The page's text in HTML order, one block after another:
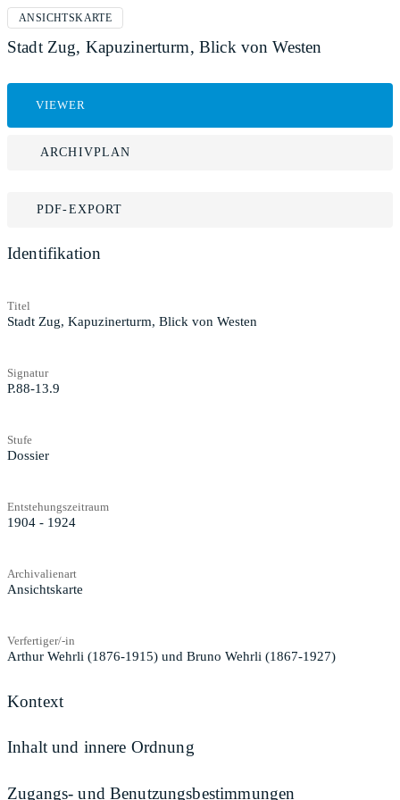
ANSICHTSKARTE
Stadt Zug, Kapuzinerturm, Blick von Westen
VIEWER
ARCHIVPLAN
PDF-EXPORT
Identifikation
Titel
Stadt Zug, Kapuzinerturm, Blick von Westen
Signatur
P.88-13.9
Stufe
Dossier
Entstehungszeitraum
1904 - 1924
Archivalienart
Ansichtskarte
Verfertiger/-in
Arthur Wehrli (1876-1915) und Bruno Wehrli (1867-1927)
Kontext
Inhalt und innere Ordnung
Zugangs- und Benutzungsbestimmungen